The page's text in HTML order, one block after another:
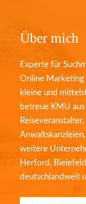
Über mich
Experte für
Online Marketing
kleine und
betreue KMU
weitere
Herford,
deutschlandweit